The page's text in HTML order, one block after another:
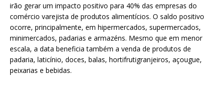
irão gerar um impacto positivo para 40% das empresas do
comércio varejista de produtos alimentícios. O saldo positivo
ocorre, principalmente, em hipermercados, supermercados,
minimercados, padarias e armazéns. Mesmo que em menor
escala, a data beneficia também a venda de produtos de
padaria, laticínio, doces, balas, hortifrutigranjeiros, açougue,
peixarias e bebidas.